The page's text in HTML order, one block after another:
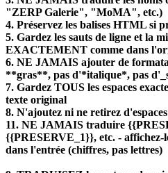
"ZERP Galerie", "MoMA", etc.)
4. Préservez les balises HTML si
5. Gardez les sauts de ligne et la
EXACTEMENT comme dans
6. NE JAMAIS ajouter de
**gras**, pas d'*italique*, pas
7. Gardez TOUS les espaces
texte original
8. N'ajoutez ni ne retirez
11. NE JAMAIS traduire
{{PRESERVE_1}}, etc. -
dans l'entrée (chiffres, pas lettres)